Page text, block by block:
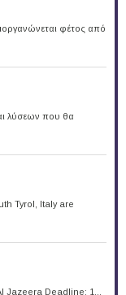
φέτος από
λύσεων που θα
Tyrol, Italy are
Jazeera Deadline: 1...